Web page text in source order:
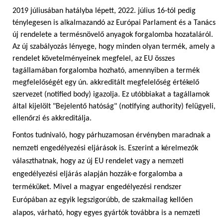
2019 júliusában hatályba lépett, 2022. július 16-tól pedig
ténylegesen is alkalmazandó az Európai Parlament és a Tanács
új rendelete a termésnövelő anyagok forgalomba hozataláról.
Az új szabályozás lényege, hogy minden olyan termék, amely a
rendelet követelményeinek megfelel, az EU összes
tagállamában forgalomba hozható, amennyiben a termék
megfelelőségét egy ún. akkreditált megfelelőség értékelő
szervezet (notified body) igazolja. Ez utóbbiakat a tagállamok
által kijelölt "Bejelentő hatóság" (notifying authority) felügyeli,
ellenőrzi és akkreditálja.
Fontos tudnivaló, hogy párhuzamosan érvényben maradnak a
nemzeti engedélyezési eljárások is. Eszerint a kérelmezők
választhatnak, hogy az új EU rendelet vagy a nemzeti
engedélyezési eljárás alapján hozzák-e forgalomba a
terméküket. Mivel a magyar engedélyezési rendszer
Európában az egyik legszigorúbb, de szakmailag kellően
alapos, várható, hogy egyes gyártók továbbra is a nemzeti